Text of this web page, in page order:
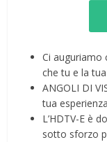
Ci auguriamo
che tu e la
ANGOLI DI
tua
L’HDTV-E è
sotto sforzo